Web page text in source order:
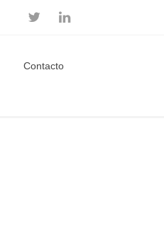
Contacto